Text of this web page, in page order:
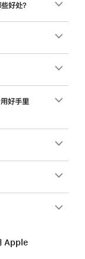
好处？
好手里
Apple